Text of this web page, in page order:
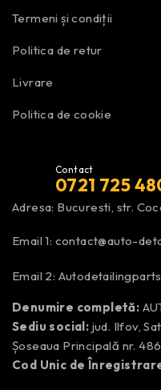
Termeni și condiții
Politica de retur
Livrare
Politica de cookie
Contact
0721 725
Adresa: Bucuresti, str.
Email 1: contact@auto-
Email 2:
Denumire completă:
Sediu social: jud. Ilfov,
Șoseaua Principală nr. 486
Cod Unic de